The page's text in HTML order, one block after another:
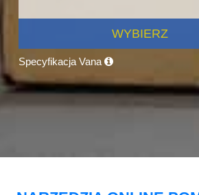
WYBIERZ
Specyfikacja Vana